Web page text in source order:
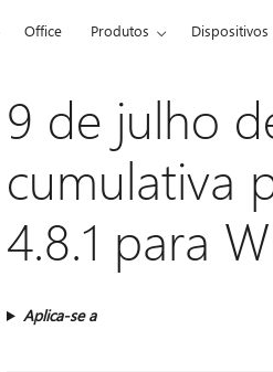
Office Produtos Dispositivos
9 de julho
cumulativa
4.8.1 para
Aplica-se a